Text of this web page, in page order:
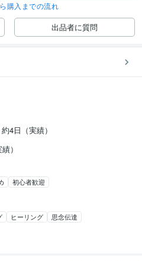
購入までの流れ
出品者に質問
4日（実績）
）
初心者歓迎
ヒーリング 思念伝達